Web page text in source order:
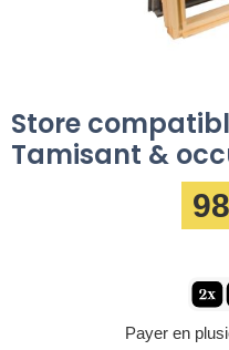
Store
Tamisant &
Payer en